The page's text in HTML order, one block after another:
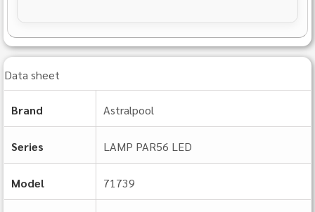
Data sheet
Brand Astralpool
Series LAMP PAR56 LED
Model 71739